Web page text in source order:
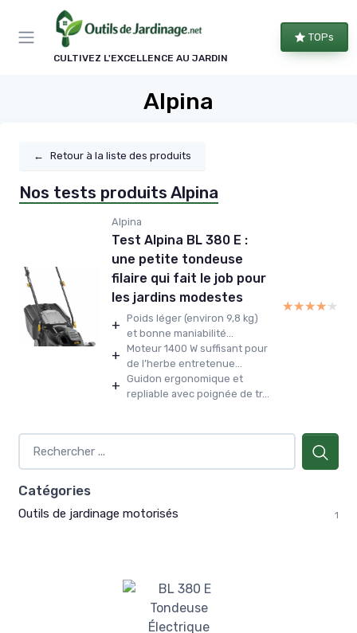
CULTIVEZ L'EXCELLENCE AU JARDIN
TOPs
Alpina
← Retour à la liste des produits
Nos tests produits Alpina
Alpina
Test Alpina BL 380 E :
une petite tondeuse
filaire qui fait le job pour
les jardins modestes
+ Poids léger (environ 9,8 kg)
et bonne maniabilité...
+ Moteur 1400 W suffisant pour
de l’herbe entretenue...
+ Guidon ergonomique et
repliable avec poignée de tr...
★★★★★
★★★★★
Catégories
Outils de jardinage motorisés 1
Panneau de gestion des cookies